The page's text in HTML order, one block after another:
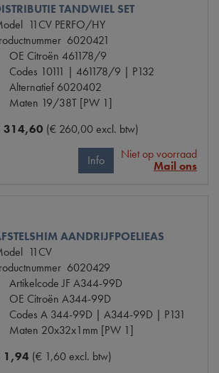
TANDWIEL SET
11CV PERFO/HY
6020421
OE Citroën 461178/9
Codes 10111 | 461178/9 | P132
Alternatief 6020402
Maten 19/38T [PW 1]
314,60 (€ 260,00 excl. btw)
Info
Niet op voorraad
Mail ons
AANDRIJFPOELIEAS
11CV
6020429
Artikelcode JFA344-99D
OE Citroën A344-99D
Codes A 344-99D | A344-99D | P131
Maten 20x32x1mm [PW 1]
1,94 (€ 1,60 excl. btw)